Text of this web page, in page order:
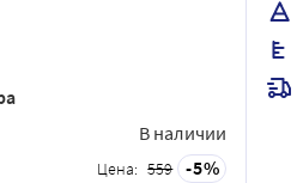
В наличии
Цена: 559 5